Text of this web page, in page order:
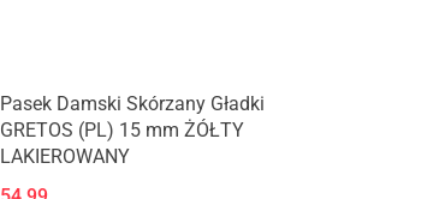
Pasek Damski Skórzany Gładki
GRETOS (PL) 15 mm ŻÓŁTY
LAKIEROWANY